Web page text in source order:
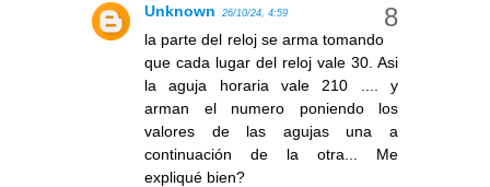
Unknown 26/10/24, 4:59
la parte del reloj se arma tomando
que cada lugar del reloj vale 30. Asi
la aguja horaria vale 210 .... y
arman el numero poniendo los
valores de las agujas una a
continuación de la otra... Me
expliqué bien?